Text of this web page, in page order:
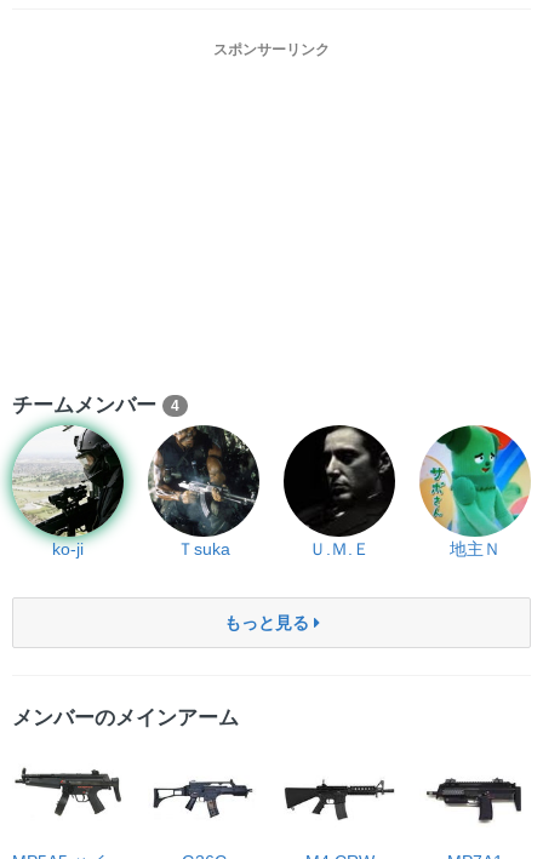
スポンサーリンク
チームメンバー 4
ko-ji Ｔsuka Ｕ.Ｍ.Ｅ 地主Ｎ
もっと見る
メンバーのメインアーム